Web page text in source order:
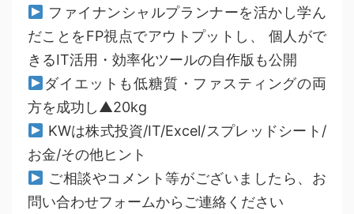
ファイナンシャルプランナーを活かし学ん
だことをFP視点でアウトプットし、 個人がで
きるIT活用・効率化ツールの自作版も公開
ダイエットも低糖質・ファスティングの両
方を成功し▲20kg
KWは株式投資/IT/Excel/スプレッドシート/
お金/その他ヒント
ご相談やコメント等がございましたら、お
問い合わせフォームからご連絡ください